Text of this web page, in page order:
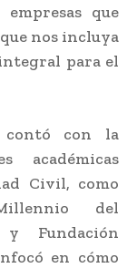
que
nos incluya
para el
contó con la
académicas
Civil, como
del
y Fundación
en cómo